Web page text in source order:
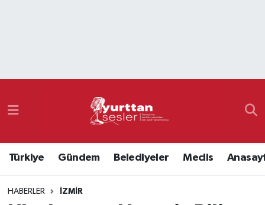
Türkiye Gündem Belediyeler Meclis
HABERLER İZMIR
Namaz Vakitleri
Süper Lig Puan Durumu ve Fikstür
Tüm Manşetler